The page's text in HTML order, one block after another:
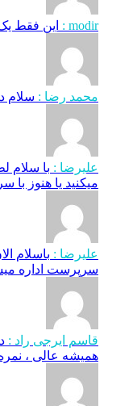
modir : این فقط
محمد رضا : سلام
علیرضا : با سلام
میکنید یا هنوز
علیرضا : باسلام
سرپرست اداره
قاسم ایرجی راد :
همیشه عالی ،